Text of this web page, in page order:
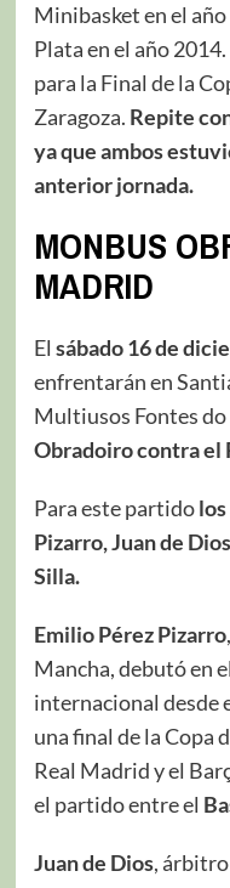
Minibasket en el año
Plata en el año
para la Final de la
Zaragoza. Repite
ya que ambos
anterior jornada.
MONBUS
MADRID
El sábado 16 de
enfrentarán en
Multiusos Fontes do
Obradoiro contra el
Para este partido
Pizarro, Juan de
Silla.
Emilio Pérez Pizarro
Mancha, debutó en
internacional desde
una final de la Copa
Real Madrid y el
el partido entre el
Juan de Dios, árbitro